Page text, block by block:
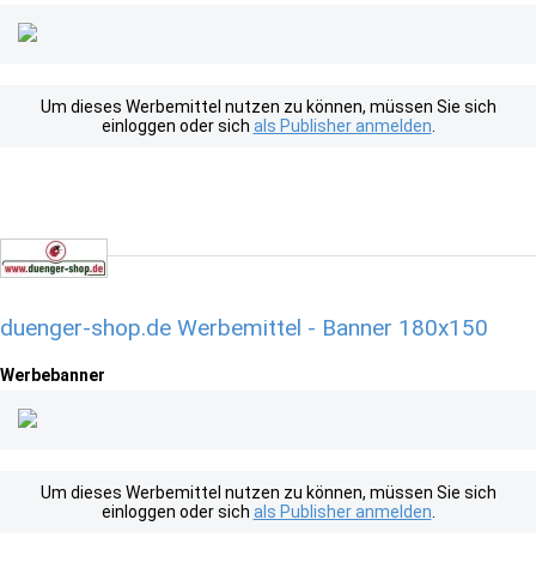
Um dieses Werbemittel nutzen zu können, müssen Sie sich
einloggen oder sich als Publisher anmelden
duenger-shop.de Werbemittel - Banner 180x150
Werbebanner
Um dieses Werbemittel nutzen zu können, müssen Sie sich
einloggen oder sich als Publisher anmelden